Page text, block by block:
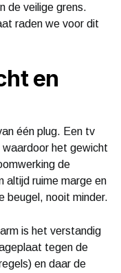
de veilige grens.
raden we voor dit
en
één plug. Een tv
waardoor het gewicht
de
altijd ruime marge en
beugel, nooit minder.
is het verstandig
tegen de
en daar de